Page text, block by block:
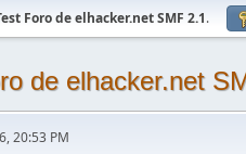
Foro de elhacker.net SMF 2.1.
de elhacker.net
20:53 PM